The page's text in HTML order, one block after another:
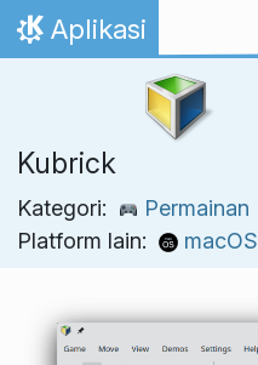
Lewati ke konten
Beranda
Aplikasi
Kubrick
Kategori:
Permainan
Platform lain:
macOS